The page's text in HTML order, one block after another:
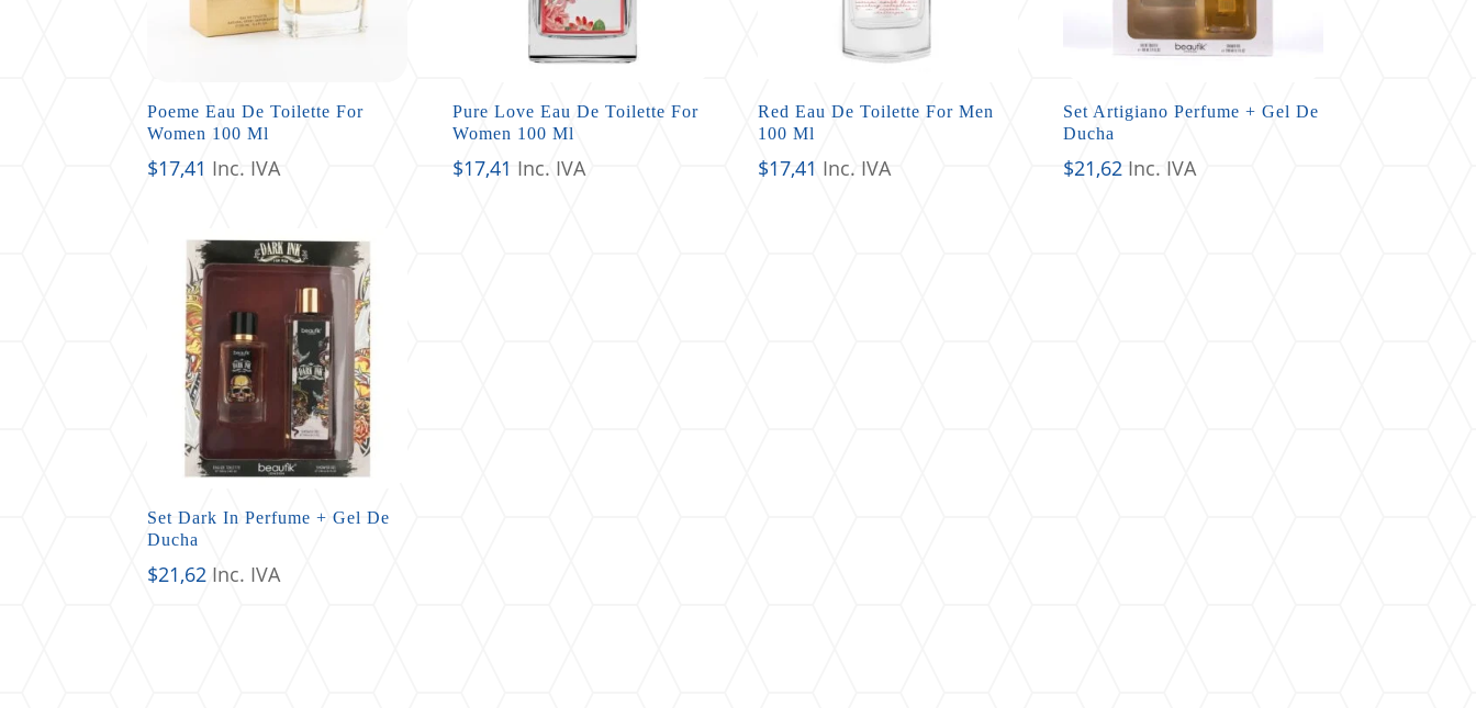
Poeme Eau De Toilette For
Women 100 Ml
$17,41 Inc. IVA
Pure Love Eau De Toilette For
Women 100 Ml
$17,41 Inc. IVA
Red Eau De Toilette For Men
100 Ml
$17,41 Inc. IVA
Set Artigiano Perfume + Gel De
Ducha
$21,62 Inc. IVA
Set Dark In Perfume + Gel De
Ducha
$21,62 Inc. IVA